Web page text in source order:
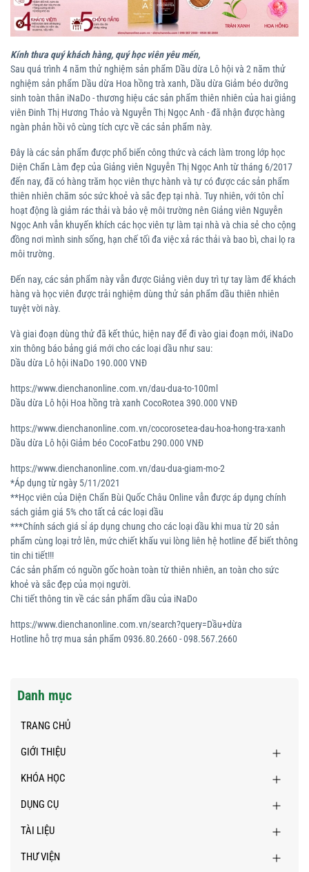
Kính thưa quý khách hàng, quý học viên yêu mến,
Sau quá trình 4 năm thử nghiệm sản phẩm Dầu dừa Lô hội và 2 năm thử
nghiệm sản phẩm Dầu dừa Hoa hồng trà xanh, Dầu dừa Giảm béo dưỡng
sinh toàn thân iNaDo - thương hiệu các sản phẩm thiên nhiên của hai giảng
viên Đinh Thị Hương Thảo và Nguyễn Thị Ngọc Anh - đã nhận được hàng
ngàn phản hồi vô cùng tích cực về các sản phẩm này.
Đây là các sản phẩm được phổ biến công thức và cách làm trong lớp học
Diện Chẩn Làm đẹp của Giảng viên Nguyễn Thị Ngọc Anh từ tháng 6/2017
đến nay, đã có hàng trăm học viên thực hành và tự có được các sản phẩm
thiên nhiên chăm sóc sức khoẻ và sắc đẹp tại nhà. Tuy nhiên, với tôn chỉ
hoạt động là giảm rác thải và bảo vệ môi trường nên Giảng viên Nguyễn
Ngọc Anh vẫn khuyến khích các học viên tự làm tại nhà và chia sẻ cho cộng
đồng nơi mình sinh sống, hạn chế tối đa việc xả rác thải và bao bì, chai lọ ra
môi trường.
Đến nay, các sản phẩm này vẫn được Giảng viên duy trì tự tay làm để khách
hàng và học viên được trải nghiệm dùng thử sản phẩm dầu thiên nhiên
tuyệt vời này.
Và giai đoạn dùng thử đã kết thúc, hiện nay để đi vào giai đoạn mới, iNaDo
xin thông báo bảng giá mới cho các loại dầu như sau:
Dầu dừa Lô hội iNaDo 190.000 VNĐ
https://www.dienchanonline.com.vn/dau-dua-to-100ml
Dầu dừa Lô hội Hoa hồng trà xanh CocoRotea 390.000 VNĐ
https://www.dienchanonline.com.vn/cocorosetea-dau-hoa-hong-tra-xanh
Dầu dừa Lô hội Giảm béo CocoFatbu 290.000 VNĐ
https://www.dienchanonline.com.vn/dau-dua-giam-mo-2
*Áp dụng từ ngày 5/11/2021
**Học viên của Diện Chẩn Bùi Quốc Châu Online vẫn được áp dụng chính
sách giảm giá 5% cho tất cả các loại dầu
***Chính sách giá sỉ áp dụng chung cho các loại dầu khi mua từ 20 sản
phẩm cùng loại trở lên, mức chiết khấu vui lòng liên hệ hotline để biết thông
tin chi tiết!!!
Các sản phẩm có nguồn gốc hoàn toàn từ thiên nhiên, an toàn cho sức
khoẻ và sắc đẹp của mọi người.
Chi tiết thông tin về các sản phẩm dầu của iNaDo
https://www.dienchanonline.com.vn/search?query=Dầu+dừa
Hotline hỗ trợ mua sản phẩm 0936.80.2660 - 098.567.2660
Danh mục
TRANG CHỦ
GIỚI THIỆU
KHÓA HỌC
DỤNG CỤ
TÀI LIỆU
THƯ VIỆN